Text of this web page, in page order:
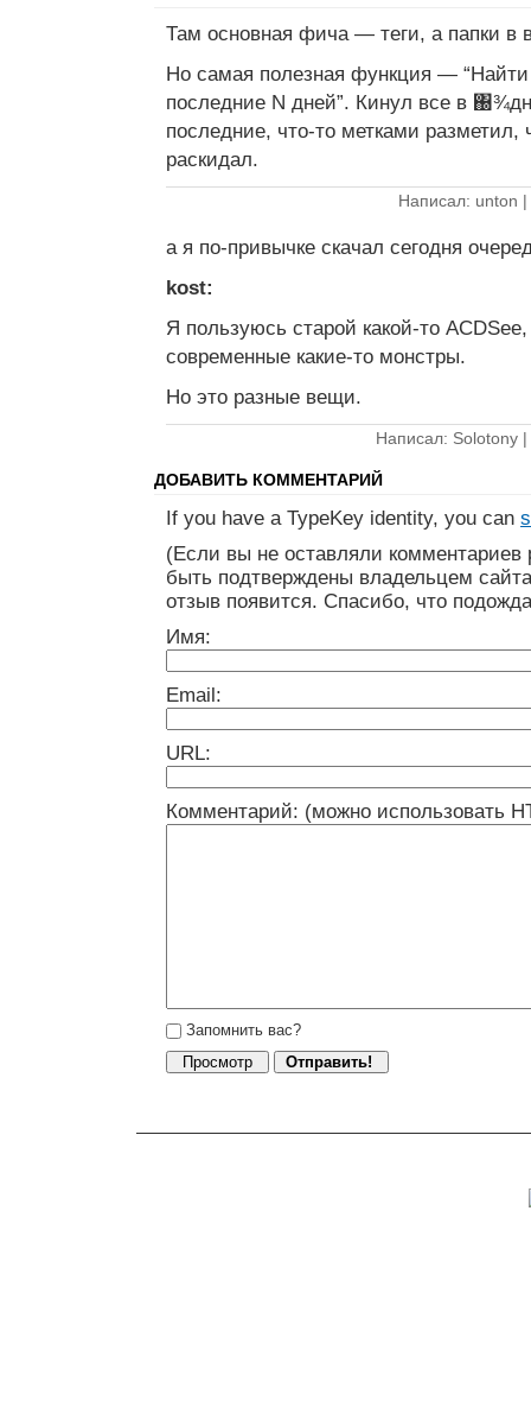
Там основная фича — теги, а папки в
Но самая полезная функция —
последние N дней”. Кинул все в
последние, что-то метками разметил,
раскидал.
Написал: unton |
а я по-привычке скачал сегодня
kost:
Я пользуюсь старой какой-то
современные какие-то монстры.
Но это разные вещи.
Написал: Solotony |
ДОБАВИТЬ КОММЕНТАРИЙ
If you have a TypeKey identity, you can
(Если вы не оставляли
быть подтверждены владельцем
отзыв появится. Спасибо, что
Имя:
Email:
URL:
Комментарий: (можно использовать
Запомнить вас?